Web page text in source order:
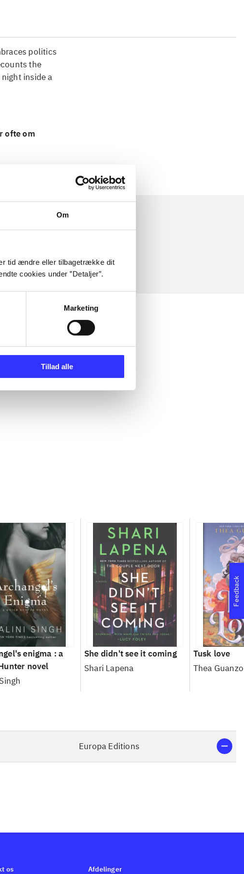
Om
tid ændre eller tilbagetrække dit
cookies under ”Detaljer”.
Marketing
Tillad alle
politics
the
inside a
ofte om
enigma : a
novel
She didn't see it coming
Shari Lapena
Tusk love
Thea
Europa Editions
Feedback
os Afdelinger